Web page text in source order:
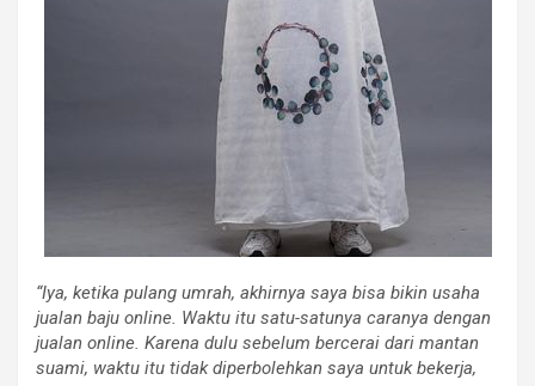
“Iya, ketika pulang umrah, akhirnya saya bisa bikin usaha
jualan baju online. Waktu itu satu-satunya caranya dengan
jualan online. Karena dulu sebelum bercerai dari mantan
suami, waktu itu tidak diperbolehkan saya untuk bekerja,